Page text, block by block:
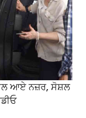
ਆਏ ਨਜ਼ਰ, ਸੋਸ਼ਲ